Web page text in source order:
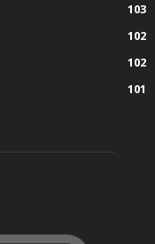
103
102
102
101